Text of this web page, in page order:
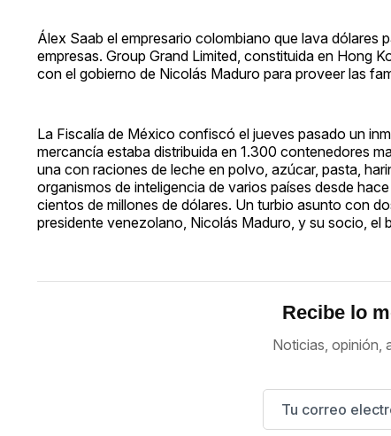
Álex Saab el empresario colombiano que lava dólares
empresas. Group Grand Limited, constituida en Hong
con el gobierno de Nicolás Maduro para proveer las
La Fiscalía de México confiscó el jueves pasado un
mercancía estaba distribuida en 1.300 contenedores
una con raciones de leche en polvo, azúcar, pasta,
organismos de inteligencia de varios países desde
cientos de millones de dólares. Un turbio asunto con
presidente venezolano, Nicolás Maduro, y su socio, el
Recibe lo
Noticias, opinión,